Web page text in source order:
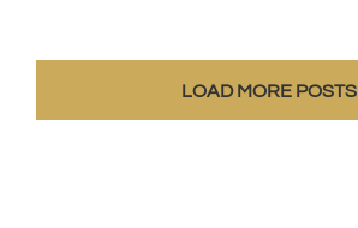
LOAD MORE POSTS